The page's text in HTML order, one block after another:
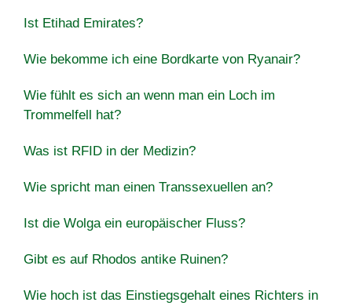
Ist Etihad Emirates?
Wie bekomme ich eine Bordkarte von Ryanair?
Wie fühlt es sich an wenn man ein Loch im
Trommelfell hat?
Was ist RFID in der Medizin?
Wie spricht man einen Transsexuellen an?
Ist die Wolga ein europäischer Fluss?
Gibt es auf Rhodos antike Ruinen?
Wie hoch ist das Einstiegsgehalt eines Richters in